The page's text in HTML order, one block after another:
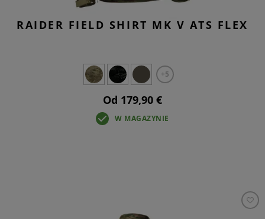
RAIDER FIELD SHIRT MK V ATS FLEX
+5
Od 179,90 €
W MAGAZYNIE